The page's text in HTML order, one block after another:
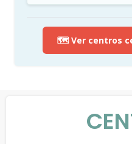
🗺️ Ver centros